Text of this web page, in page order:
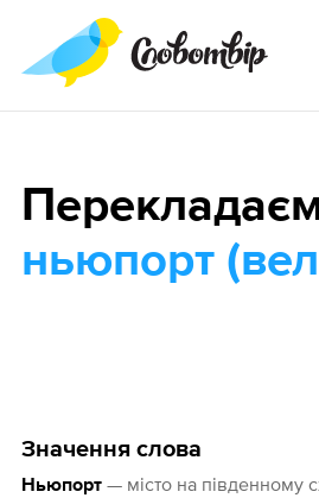
Значення слова
Ньюпорт— місто на південному
ньюпорт